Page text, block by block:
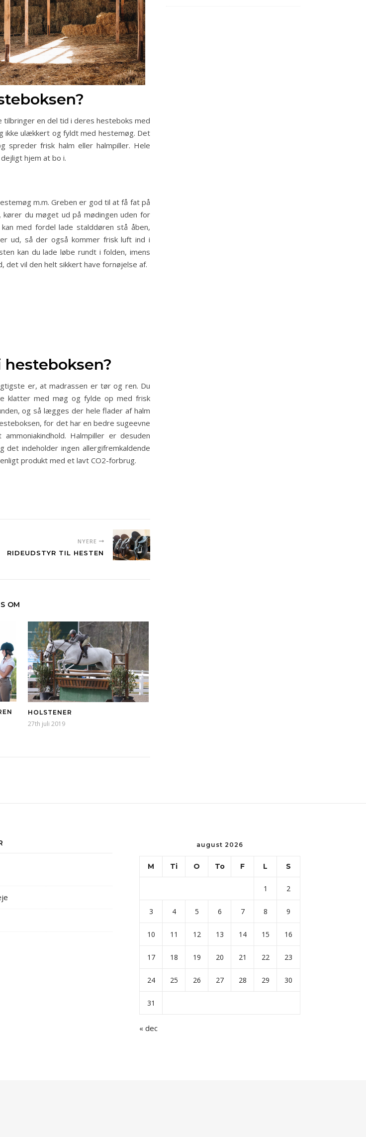
en del tid i deres hesteboks med
ulækkert og fyldt med hestemøg. Det
spreder frisk halm eller halmpiller. Hele
hjem at bo i.
m.m. Greben er god til at få fat på
du møget ud på mødingen uden for
kan med fordel lade stalddøren stå åben,
ud, så der også kommer frisk luft ind i
kan du lade løbe rundt i folden, imens
det vil den helt sikkert have fornøjelse af.
er, at madrassen er tør og ren. Du
klatter med møg og fylde op med frisk
og så lægges der hele flader af halm
for det har en bedre sugeevne
Halmpiller er desuden
indeholder ingen allergifremkaldende
produkt med et lavt CO2-forbrug.
NYERE
RIDEUDSTYR TIL HESTEN
OM
HOLSTENER
27th juli 2019
august 2026
M Ti O To F L S
1 2
3 4 5 6 7 8 9
10 11 12 13 14 15 16
17 18 19 20 21 22 23
24 25 26 27 28 29 30
31
« dec